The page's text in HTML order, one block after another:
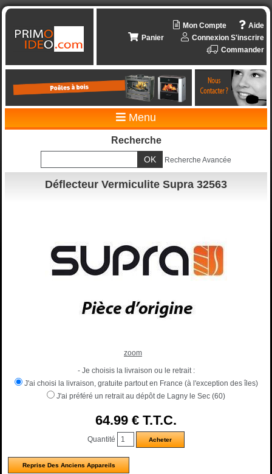
Aide
Mon Compte
Connexion S'inscrire
Panier
Commander
Menu
Recherche
Recherche Avancée
Déflecteur Vermiculite Supra 32563
zoom
- Je choisis la livraison ou le retrait :
J'ai choisi la livraison, gratuite partout en France (à l'exception des îles)
J'ai préféré un retrait au dépôt de Lagny le Sec (60)
64.99 € T.T.C.
Quantité
Reprise Des Anciens Appareils